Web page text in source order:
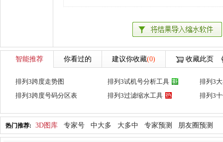
智能推荐 你看过的 建议你收藏(0) 收藏此页
排列3跨度走势图 排列3试机号分析工具
排列3
排列3跨度号码分区表
排列3过滤缩水工具 排列3
热门推荐: 3D图库 专家号 中大多 大多中 专家预测 朋友圈预测